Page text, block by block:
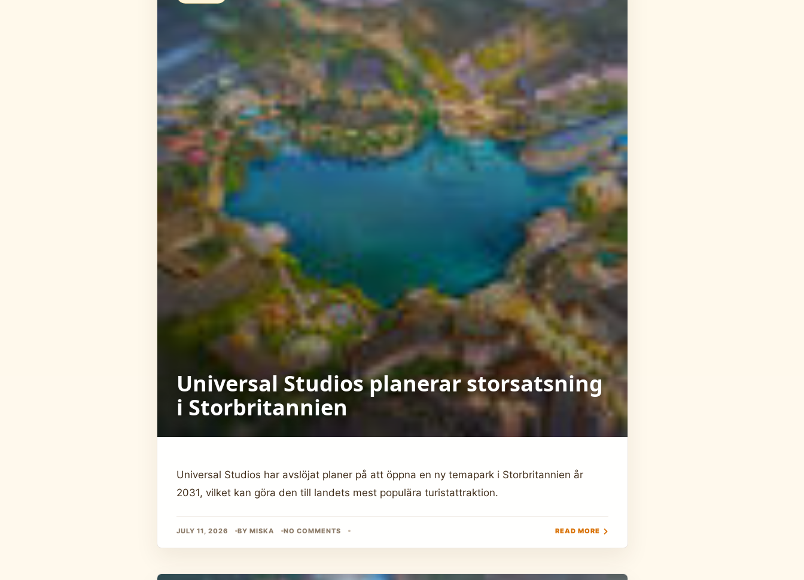
Universal Studios planerar storsatsning
i Storbritannien
Universal Studios har avslöjat planer på att öppna en ny temapark i Storbritannien år
2031, vilket kan göra den till landets mest populära turistattraktion.
JULY 11, 2026 BY MISKA NO COMMENTS READ MORE